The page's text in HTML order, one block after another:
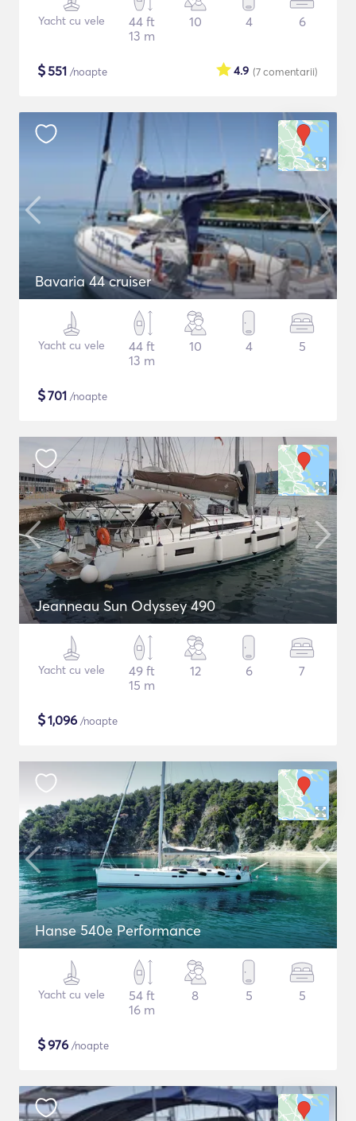
Yacht cu vele
44 ft
13 m
10 4 6
$551 /noapte (7comentarii)
4.9
Bavaria 44 cruiser
Yacht cu vele
44 ft
13 m
10 4 5
$701 /noapte
Jeanneau Sun Odyssey 490
Yacht cu vele
49 ft
15 m
12 6 7
$1,096 /noapte
Hanse 540e Performance
Yacht cu vele
54 ft
16 m
8 5 5
$976 /noapte